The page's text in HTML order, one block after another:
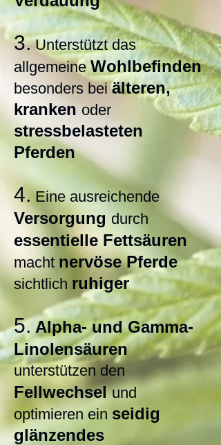
3.Unterstützt das
allgemeineWohlbefinden
besonders beiälteren,
krankenoder
stressbelasteten
Pferden
4. Eine ausreichende
Versorgung durch
essentielle Fettsäuren
macht nervöse Pferde
sichtlich ruhiger
5. Alpha- und Gamma-
Linolensäuren
unterstützen den
Fellwechsel und
optimieren ein seidig
glänzendes